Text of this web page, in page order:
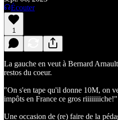
Écouter
1
La gauche en veut à Bernard
restos du coeur.
"On s'en tape qu'il donne 10M, on
impôts en France ce gros
Une occasion de (re) faire de la